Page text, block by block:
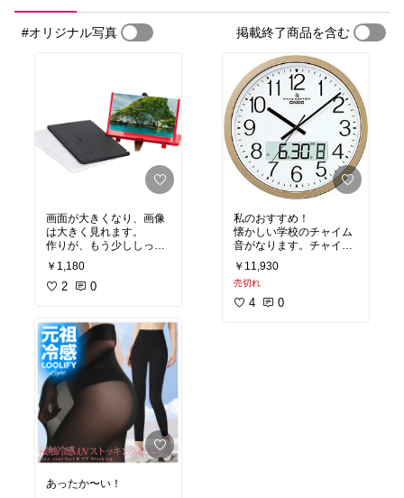
#オリジナル写真 掲載終了商品を含む
画面が大きくなり、画像
は大きく見れます。
作りが、もう少ししっか
りしていればいいと思い
ました。
￥1,180
2 0
あったか〜い！
私のおすすめ！
懐かしい学校のチャイム
音がなります。チャイム
がなる事で時間を教えて
くれるので、とても便利
です。
￥11,930
売切れ
4 0